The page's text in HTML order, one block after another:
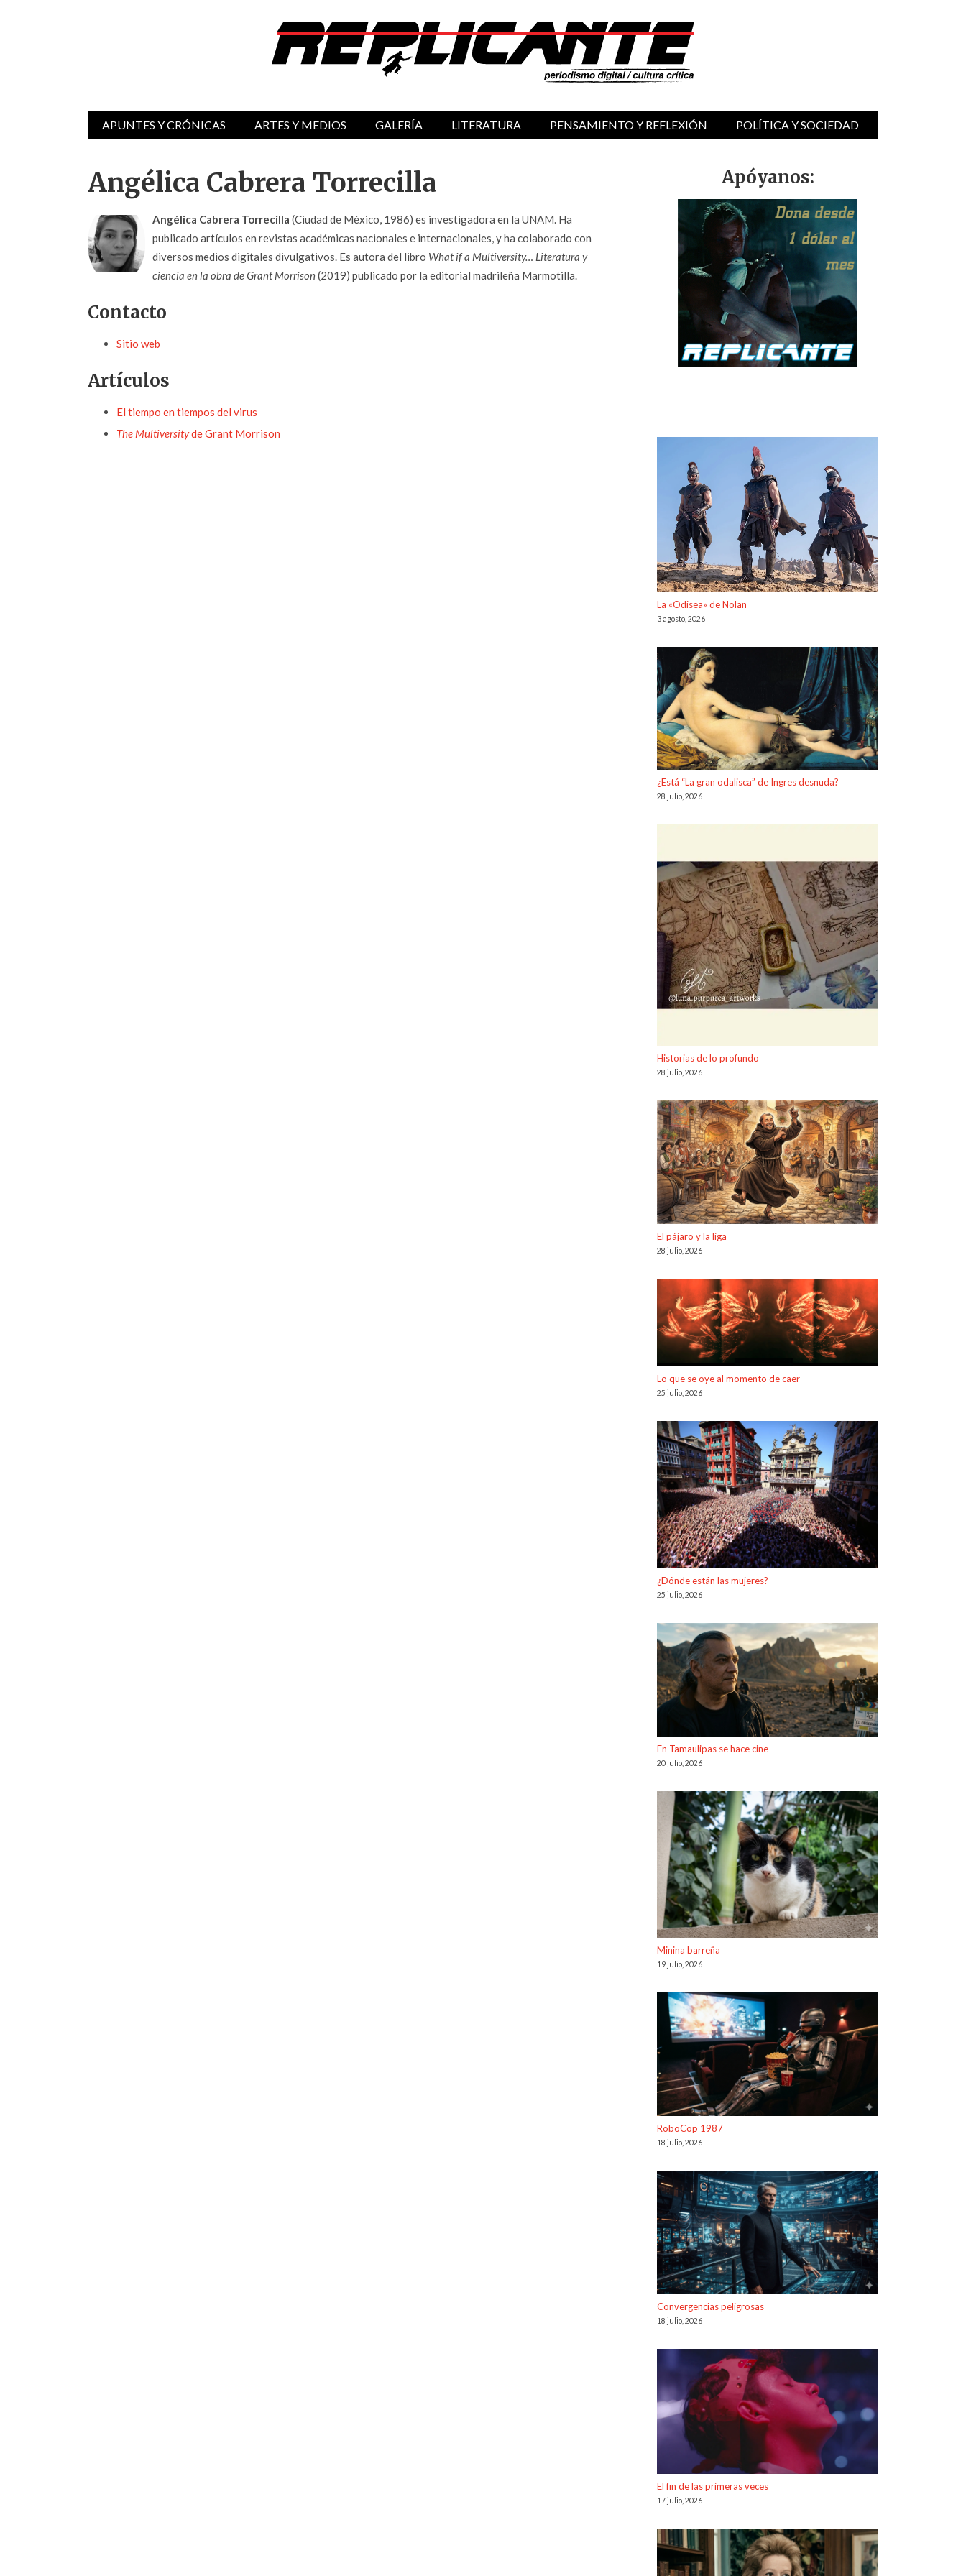
APUNTES Y CRÓNICAS ARTES Y MEDIOS GALERÍA LITERATURA PENSAMIENTO Y REFLEXIÓN POLÍTICA Y SOCIEDAD
Angélica Cabrera Torrecilla
Angélica Cabrera Torrecilla (Ciudad de México, 1986) es investigadora en la UNAM. Ha
publicado artículos en revistas académicas nacionales e internacionales, y ha colaborado con
diversos medios digitales divulgativos. Es autora del libro What if a Multiversity… Literatura y
ciencia en la obra de Grant Morrison(2019) publicado por la editorial madrileña Marmotilla.
Contacto
Sitio web
Artículos
El tiempo en tiempos del virus
The Multiversityde Grant Morrison
Apóyanos:
La «Odisea» de Nolan
3 agosto, 2026
¿Está “La gran odalisca” de Ingres desnuda?
28 julio, 2026
Historias de lo profundo
28 julio, 2026
El pájaro y la liga
28 julio, 2026
Lo que se oye al momento de caer
25 julio, 2026
¿Dónde están las mujeres?
25 julio, 2026
En Tamaulipas se hace cine
20 julio, 2026
Minina barreña
19 julio, 2026
RoboCop 1987
18 julio, 2026
Convergencias peligrosas
18 julio, 2026
El fin de las primeras veces
17 julio, 2026